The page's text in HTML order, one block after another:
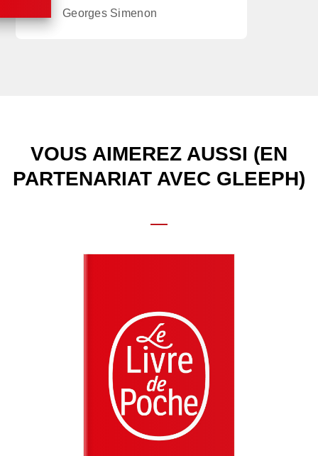
Georges Simenon
VOUS AIMEREZ AUSSI (EN
PARTENARIAT AVEC GLEEPH)